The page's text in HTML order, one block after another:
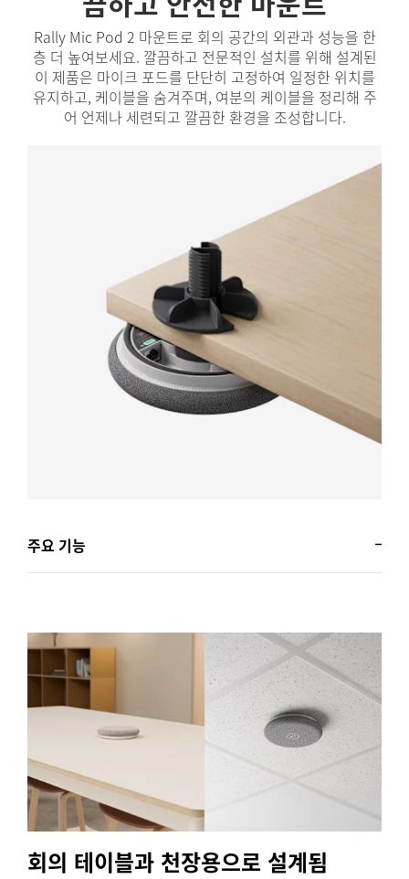
Rally Mic Pod 2 마운트로 회의 공간의 외관과 성능을 한
층 더 높여보세요. 깔끔하고 전문적인 설치를 위해 설계된
이 제품은 마이크 포드를 단단히 고정하여 일정한 위치를
유지하고, 케이블을 숨겨주며, 여분의 케이블을 정리해 주
어 언제나 세련되고 깔끔한 환경을 조성합니다.
주요 기능
회의 테이블과 천장용으로 설계됨